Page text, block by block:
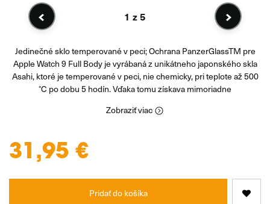
1 z 5
Jedinečné sklo temperované v peci; Ochrana PanzerGlassTM pre
Apple Watch 9 Full Body je vyrábaná z unikátneho japonského skla
Asahi, ktoré je temperované v peci, nie chemicky, pri teplote až 500
°C po dobu 5 hodín. Vďaka tomu získava mimoriadne
Zobraziť viac
31,95 €
Pridať do košíka